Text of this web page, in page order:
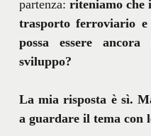
partenza: riteniamo che
trasporto ferroviario
possa essere
sviluppo?
La mia risposta è sì.
a guardare il tema con